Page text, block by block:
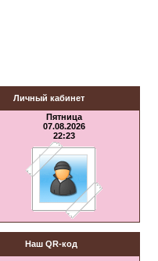
Личный кабинет
Пятница
07.08.2026
22:23
Наш QR-код